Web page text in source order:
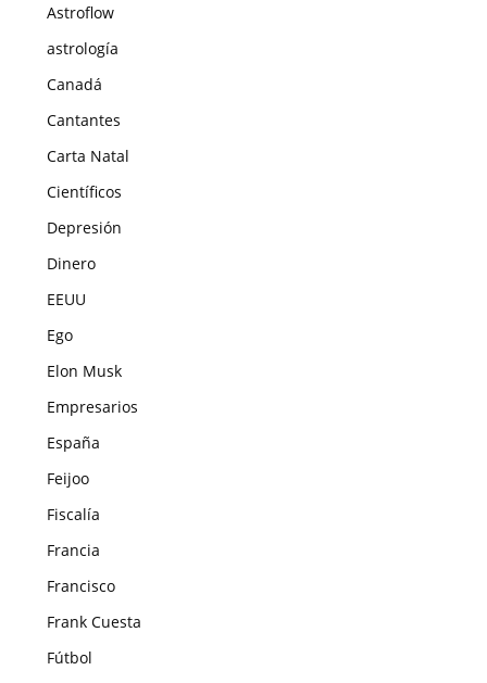
Astroflow
astrología
Canadá
Cantantes
Carta Natal
Científicos
Depresión
Dinero
EEUU
Ego
Elon Musk
Empresarios
España
Feijoo
Fiscalía
Francia
Francisco
Frank Cuesta
Fútbol